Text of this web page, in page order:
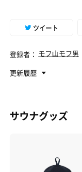
ツイート
登録者： モフ山モフ男
更新履歴
サウナグッズ